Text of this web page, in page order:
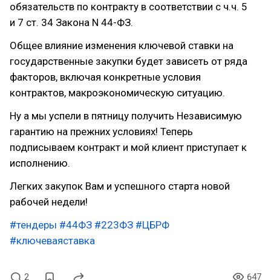
обязательств по контракту в соответствии с ч.ч. 5
и 7 ст. 34 Закона N 44-ФЗ.
Общее влияние изменения ключевой ставки на
государственные закупки будет зависеть от ряда
факторов, включая конкретные условия
контрактов, макроэкономическую ситуацию.
Ну а мы успели в пятницу получить Независимую
гарантию на прежних условиях! Теперь
подписываем контракт и мой клиент приступает к
исполнению.
Легких закупок Вам и успешного старта новой
рабочей недели!
#тендеры #44ФЗ #223ФЗ #ЦБРФ
#ключеваяставка
2 647